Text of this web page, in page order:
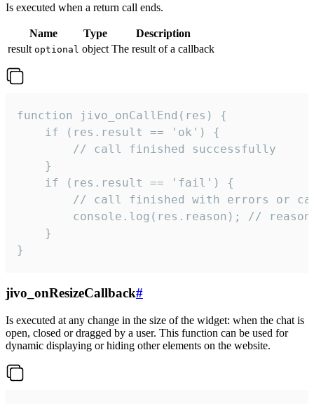
Is executed when a return call ends.
Name Type
Description
result optional object The result of a callback
function jivo_onCallEnd(res) {
    if (res.result == 'ok') {
        // call finished successfully
    }
    if (res.result == 'fail') {
// call finished with errors or
console.log(res.reason); //
    }
}
jivo_onResizeCallback#
Is executed at any change in the size of the widget: when the chat is
open, closed or dragged by a user. This function can be used for
dynamic displaying or hiding other elements on the website.